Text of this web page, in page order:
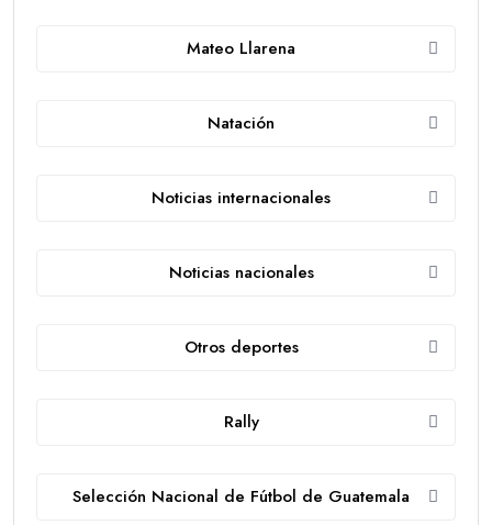
Mateo Llarena
Natación
Noticias internacionales
Noticias nacionales
Otros deportes
Rally
Selección Nacional de Fútbol de Guatemala